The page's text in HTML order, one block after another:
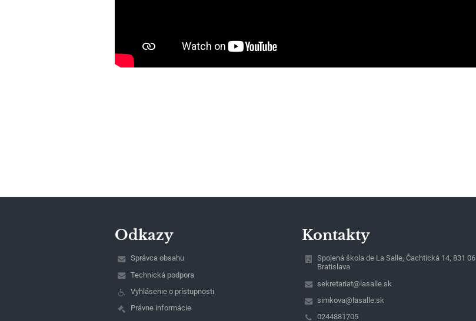
Odkazy
Správca obsahu
Technická podpora
Vyhlásenie o prístupnosti
Právne informácie
Kontakty
Spojená škola de La Salle, Čachtická 14, 831 06
Bratislava
sekretariat@lasalle.sk
simkova@lasalle.sk
0244881705